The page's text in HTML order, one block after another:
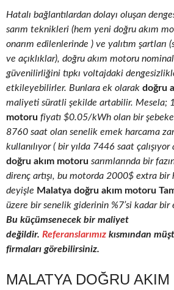
Hatalı bağlantılardan dolayı oluşan
sarım teknikleri (hem yeni doğru akım
onarım edilenlerinde ) ve yalıtım şartları
ve açıklıklar), doğru akım motoru nominal
güvenilirliğini tıpkı voltajdaki
etkileyebilirler. Bunlara ek olarak doğru
maliyeti süratli şekilde artabilir. Mesela;
motoru fiyatı $0.05/kWh olan bir
8760 saat olan senelik emek harcama
kullanılıyor ( bir yılda 7446 saat
doğru akım motoru sarımlarında bir
direnç artışı, bu motorda 2000$ extra bir
deyişle Malatya doğru akım motoru
üzere bir senelik giderinin %7’si kadar bir
Bu küçümsenecek bir maliyet
değildir. Referanslarımız kısmından
firmaları görebilirsiniz.
MALATYA DOĞRU